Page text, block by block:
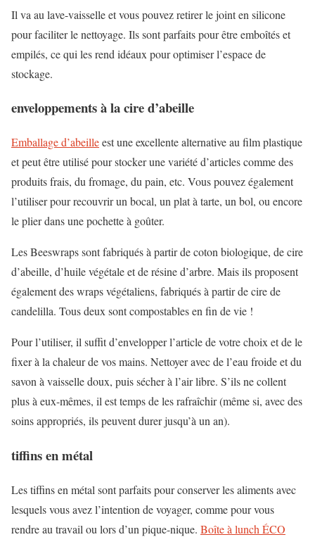
Il va au lave-vaisselle et vous pouvez retirer le joint en silicone
pour faciliter le nettoyage. Ils sont parfaits pour être emboîtés et
empilés, ce qui les rend idéaux pour optimiser l’espace de
stockage.
enveloppements à la cire d’abeille
Emballage d’abeilleest une excellente alternative au film plastique
et peut être utilisé pour stocker une variété d’articles comme des
produits frais, du fromage, du pain, etc. Vous pouvez également
l’utiliser pour recouvrir un bocal, un plat à tarte, un bol, ou encore
le plier dans une pochette à goûter.
Les Beeswraps sont fabriqués à partir de coton biologique, de cire
d’abeille, d’huile végétale et de résine d’arbre. Mais ils proposent
également des wraps végétaliens, fabriqués à partir de cire de
candelilla. Tous deux sont compostables en fin de vie !
Pour l’utiliser, il suffit d’envelopper l’article de votre choix et de le
fixer à la chaleur de vos mains. Nettoyer avec de l’eau froide et du
savon à vaisselle doux, puis sécher à l’air libre. S’ils ne collent
plus à eux-mêmes, il est temps de les rafraîchir (même si, avec des
soins appropriés, ils peuvent durer jusqu’à un an).
tiffins en métal
Les tiffins en métal sont parfaits pour conserver les aliments avec
lesquels vous avez l’intention de voyager, comme pour vous
rendre au travail ou lors d’un pique-nique. Boîte à lunch ÉCO